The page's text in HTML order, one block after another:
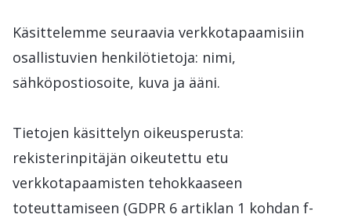
Käsittelemme seuraavia verkkotapaamisiin
osallistuvien henkilötietoja: nimi,
sähköpostiosoite, kuva ja ääni.
Tietojen käsittelyn oikeusperusta:
rekisterinpitäjän oikeutettu etu
verkkotapaamisten tehokkaaseen
toteuttamiseen (GDPR 6 artiklan 1 kohdan f-